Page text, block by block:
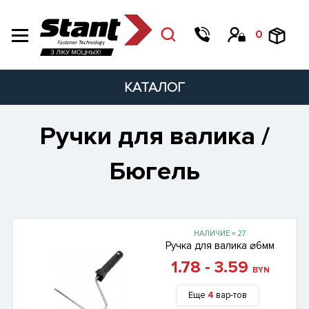
0
КАТАЛОГ
Ручки для валика /
Бюгель
НАЛИЧИЕ = 27
Ручка для валика ⌀6мм
1.78 - 3.59 BYN
Еще 4 вар-тов